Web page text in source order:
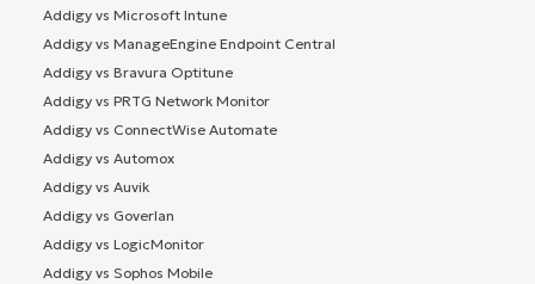
Addigy vs Microsoft Intune
Addigy vs ManageEngine Endpoint Central
Addigy vs Bravura Optitune
Addigy vs PRTG Network Monitor
Addigy vs ConnectWise Automate
Addigy vs Automox
Addigy vs Auvik
Addigy vs Goverlan
Addigy vs LogicMonitor
Addigy vs Sophos Mobile